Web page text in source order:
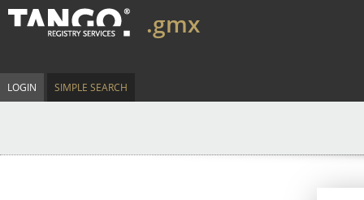
.gmx
LOGIN SIMPLE SEARCH